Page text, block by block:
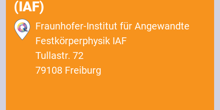
(IAF)
Fraunhofer-Institut für Angewandte
Festkörperphysik IAF
Tullastr. 72
79108 Freiburg